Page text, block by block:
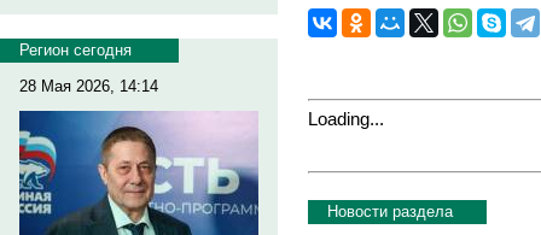
Регион сегодня
28 Мая 2026, 14:14
Loading...
Новости раздела